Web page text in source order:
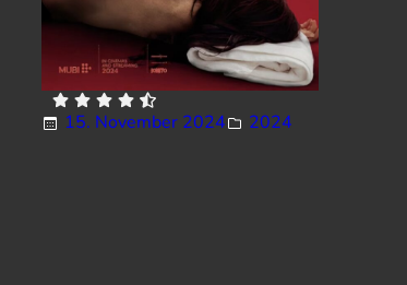
15. November 2024 2024